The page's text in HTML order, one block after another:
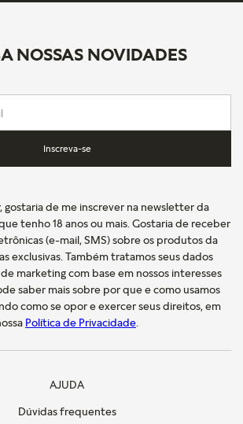
NOSSAS NOVIDADES
Inscreva-se
gostaria de me inscrever na newsletter da
tenho 18 anos ou mais. Gostaria de receber
(e-mail, SMS) sobre os produtos da
exclusivas. Também tratamos seus dados
marketing com base em nossos interesses
saber mais sobre por que e como usamos
como se opor e exercer seus direitos, em
Política de Privacidade
AJUDA
Dúvidas frequentes